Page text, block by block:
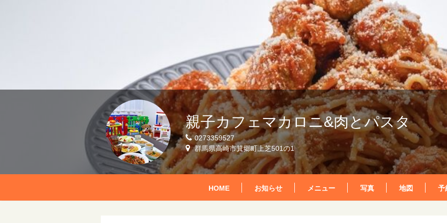
親子カフェマカロニ&肉とパスタ
0273359527
群馬県高崎市箕郷町上芝501の1
HOME お知らせ メニュー 写真 地図 予